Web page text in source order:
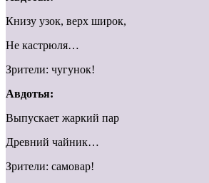
Книзу узок, верх широк,
Не кастрюля…
Зрители: чугунок!
Авдотья:
Выпускает жаркий пар
Древний чайник…
Зрители: самовар!